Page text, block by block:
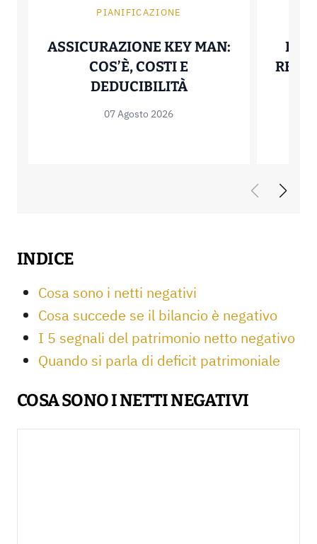
PIANIFICAZIONE
ASSICURAZIONE KEY MAN:
COS’È, COSTI E
DEDUCIBILITÀASSICURAZIONE
07 Agosto 2026
PAY
INDICE
Cosa sono i netti negativi
Cosa succede se il bilancio è negativo
I 5 segnali del patrimonio netto negativo
Quando si parla di deficit patrimoniale
COSA SONO I NETTI NEGATIVI